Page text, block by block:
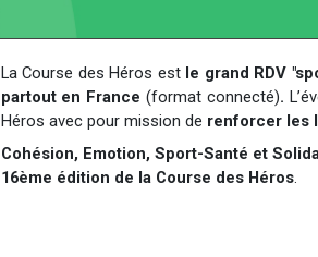
La Course des Héros est le grand RDV
partout en France (format connecté).
Héros avec pour mission de renforcer les
Cohésion, Emotion, Sport-Santé et
16ème édition de la Course des Héros.